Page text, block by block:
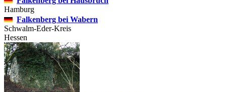
Hamburg
Falkenberg bei Wabern
Schwalm-Eder-Kreis
Hessen